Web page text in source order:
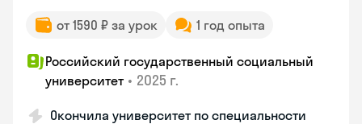
от 1590 ₽ за урок 1 год опыта
Российский государственный социальный
университет • 2025 г.
Окончила университет по специальности